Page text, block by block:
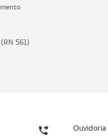
561)
Ouvidoria